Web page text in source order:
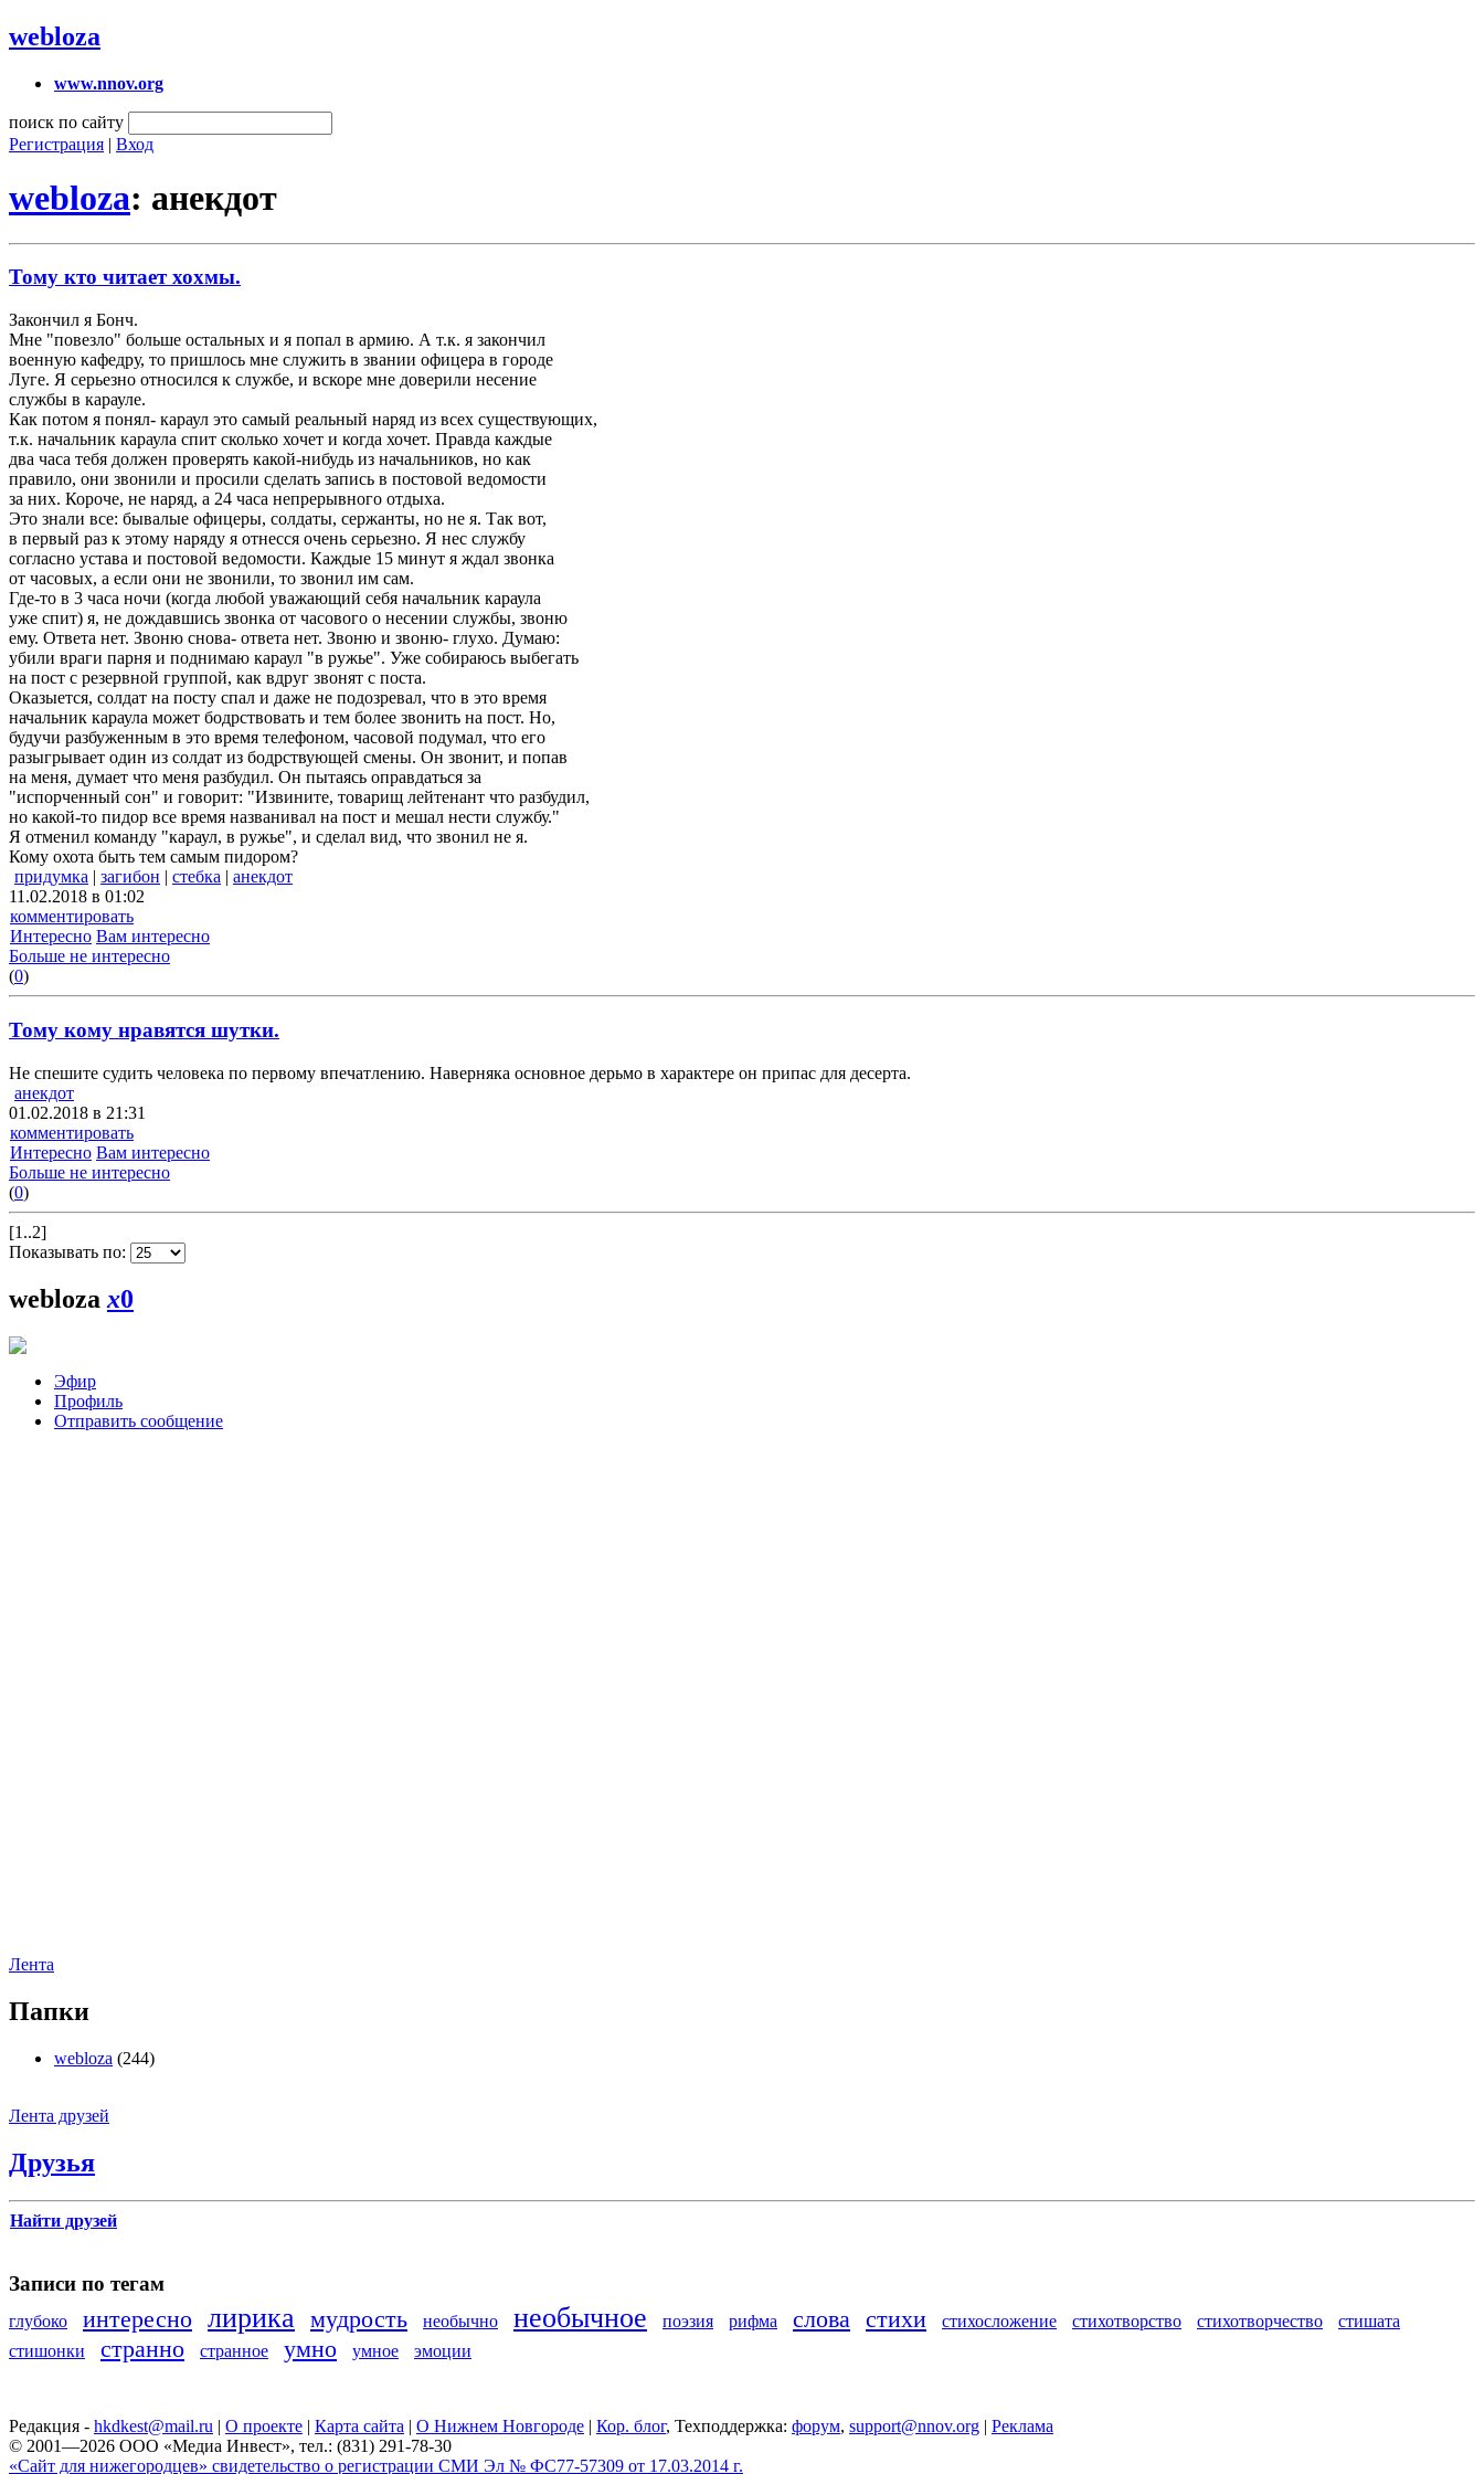
webloza
www.nnov.org
поиск по сайту
Регистрация | Вход
webloza: анекдот
Тому кто читает хохмы.
Закончил я Бонч.
Мне "повезло" больше остальных и я попал в армию. А т.к. я закончил
военную кафедру, то пришлось мне служить в звании офицера в городе
Луге. Я серьезно относился к службе, и вскоре мне доверили несение
службы в карауле.
Как потом я понял- караул это самый реальный наряд из всех существующих,
т.к. начальник караула спит сколько хочет и когда хочет. Правда каждые
два часа тебя должен проверять какой-нибудь из начальников, но как
правило, они звонили и просили сделать запись в постовой ведомости
за них. Короче, не наряд, а 24 часа непрерывного отдыха.
Это знали все: бывалые офицеры, солдаты, сержанты, но не я. Так вот,
в первый раз к этому наряду я отнесся очень серьезно. Я нес службу
согласно устава и постовой ведомости. Каждые 15 минут я ждал звонка
от часовых, а если они не звонили, то звонил им сам.
Где-то в 3 часа ночи (когда любой уважающий себя начальник караула
уже спит) я, не дождавшись звонка от часового о несении службы, звоню
ему. Ответа нет. Звоню снова- ответа нет. Звоню и звоню- глухо. Думаю:
убили враги парня и поднимаю караул "в ружье". Уже собираюсь выбегать
на пост с резервной группой, как вдруг звонят с поста.
Оказыется, солдат на посту спал и даже не подозревал, что в это время
начальник караула может бодрствовать и тем более звонить на пост. Но,
будучи разбуженным в это время телефоном, часовой подумал, что его
разыгрывает один из солдат из бодрствующей смены. Он звонит, и попав
на меня, думает что меня разбудил. Он пытаясь оправдаться за
"испорченный сон" и говорит: "Извините, товарищ лейтенант что разбудил,
но какой-то пидор все время названивал на пост и мешал нести службу."
Я отменил команду "караул, в ружье", и сделал вид, что звонил не я.
Кому охота быть тем самым пидором?
придумка | загибон | стебка | анекдот
11.02.2018 в 01:02
комментировать
Интересно Вам интересно
Больше не интересно
(0)
Тому кому нравятся шутки.
Не спешите судить человека по первому впечатлению. Наверняка основное дерьмо в характере он припас для десерта.
анекдот
01.02.2018 в 21:31
комментировать
Интересно Вам интересно
Больше не интересно
(0)
[1..2]
Показывать по:
weblozax0
Эфир
Профиль
Отправить сообщение
Лента
Папки
webloza (244)
Лента друзей
Друзья
Найти друзей
Записи по тегам
глубоко интересно лирика мудрость необычно необычное поэзия рифма слова стихи стихосложение стихотворство стихотворчество
стишата
стишонки
странно странное умно умное эмоции
Редакция - hkdkest@mail.ru | О проекте | Карта сайта | О Нижнем Новгороде | Кор. блог, Техподдержка: форум, support@nnov.org | Реклама
© 2001—2026 ООО «Медиа Инвест», тел.: (831) 291-78-30
«Сайт для нижегородцев» свидетельство о регистрации СМИ Эл № ФС77-57309 от 17.03.2014 г.